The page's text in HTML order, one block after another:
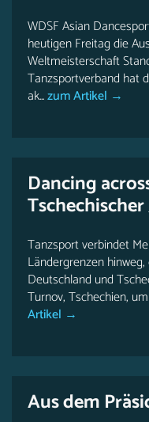
WDSF Asian
heutigen Freitag die
Weltmeisterschaft
Tanzsportverband hat
ak...zum Artikel →
Dancing
Tanzsport verbindet
Ländergrenzen
Deutschland und
Turnov, Tschechien,
Artikel →
Aus dem